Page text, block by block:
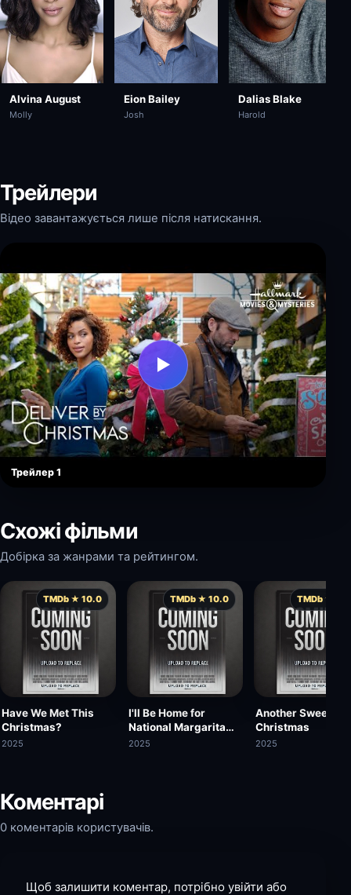
Alvina August
Molly
Eion Bailey
Josh
Dalias Blake
Harold
Трейлери
Відео завантажується лише після натискання.
▶
Трейлер 1
Схожі фільми
Добірка за жанрами та рейтингом.
TMDb ★ 10.0
Have We Met This
Christmas?
2025
TMDb ★ 10.0
I'll Be Home for
National Margarita
Day
2025
TMDb ★
Another Sweet
Christmas
2025
Коментарі
0 коментарів користувачів.
Щоб залишити коментар, потрібно увійти або